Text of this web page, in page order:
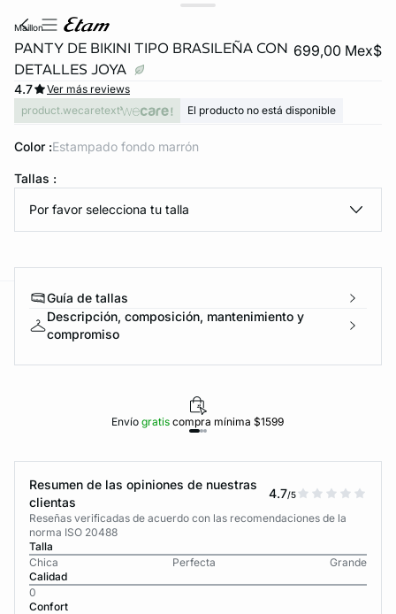
DE PANTIES
ahora
maillon
PANTY DE BIKINI TIPO BRASILEÑA CON
DETALLES JOYA
699,00 Mex$
4.7
Ver más reviews
product.wecaretext
El producto no está disponible
Color : estampado fondo marrón
Tallas :
Por favor selecciona tu talla
Guía de tallas
Descripción, composición, mantenimiento y
compromiso
Envíogratiscompra mínima $1599
Resumen de las opiniones de nuestras
clientas
4.7/5
Reseñas verificadas de acuerdo con las recomendaciones de la
norma ISO 20488
Talla
Chica
Perfecta
Grande
Calidad
0
Confort